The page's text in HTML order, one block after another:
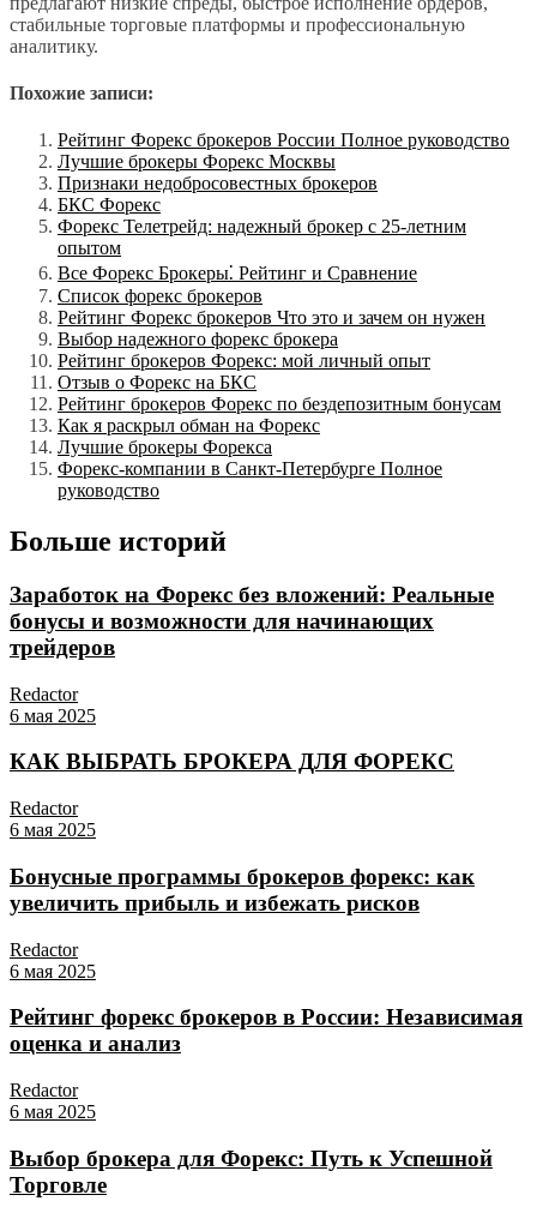
стабильные торговые платформы и профессиональную
аналитику.
Похожие записи:
Рейтинг Форекс брокеров России Полное руководство
Лучшие брокеры Форекс Москвы
Признаки недобросовестных брокеров
БКС Форекс
Форекс Телетрейд: надежный брокер с 25-летним
опытом
Все Форекс Брокеры⁚ Рейтинг и Сравнение
Список форекс брокеров
Рейтинг Форекс брокеров Что это и зачем он нужен
Выбор надежного форекс брокера
Рейтинг брокеров Форекс: мой личный опыт
Отзыв о Форекс на БКС
Рейтинг брокеров Форекс по бездепозитным бонусам
Как я раскрыл обман на Форекс
Лучшие брокеры Форекса
Форекс-компании в Санкт-Петербурге Полное
руководство
Больше историй
Заработок на Форекс без вложений: Реальные
бонусы и возможности для начинающих
трейдеров
Redactor
6 мая 2025
КАК ВЫБРАТЬ БРОКЕРА ДЛЯ ФОРЕКС
Redactor
6 мая 2025
Бонусные программы брокеров форекс: как
увеличить прибыль и избежать рисков
Redactor
6 мая 2025
Рейтинг форекс брокеров в России: Независимая
оценка и анализ
Redactor
6 мая 2025
Выбор брокера для Форекс: Путь к Успешной
Торговле